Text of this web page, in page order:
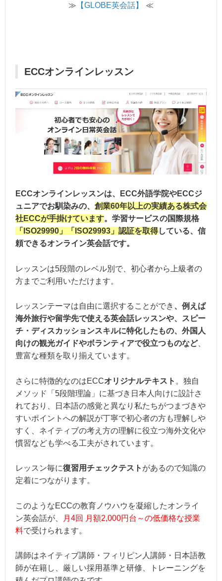
≫ 【GLOBE英会話】 ≪
ECCオンラインレッスン
ECCオンラインレッスンは、ECC外語学院やECCジ
ュニアでお馴染みの、 創業60年以上の実績ある株式会
社ECCが手掛けています。学習サービスの国際規格
「ISO29990」「ISO29993」認証を取得している、信
頼できるオンライン英会話です。
レッスンは5段階のレベル別で、初心者から上級者の
方までご利用いただけます。
レッスンテーマは自由に選択することができ 、例えば
海外旅行や留学先で使える英会話レッスンや、スピー
チ・ディスカッションスキルに特化したもの、外国人
向けの観光ガイドやボランティアで役立つものなど、
豊富な種類を取り揃えています。
さらに特徴的なのはECCオリジナルテキスト 。独自
メソッド「5段階理論」に基づき日本人向けに設計さ
れており、日本語の感覚と異なり私たちがつまづきや
すいポイントへの解説が丁寧で初心者の方も理解しや
すく、ネイティブの考え方の理解に役立つ海外文化や
慣習なども学べる工夫がされています。
レッスン毎に復習用チェックテスト があるので知識の
定着につながります。
このようなECCの教育ノウハウを凝縮したオンライ
ン英会話が、
月4回 月額2,000円台～の低価格な授業
料で受けられます。
講師はネイティブ講師・フィリピン人講師・日本語教
師が在籍し、厳しい採用基準と研修、トレーニングを